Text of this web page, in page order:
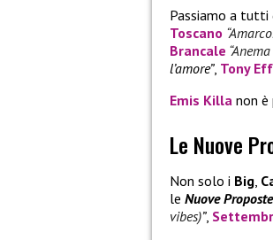
Passiamo a
Toscano
Brancale
l’amore”, Tony
Emis Killa non
Le Nuove
Non solo i Big
le Nuove Proposte
vibes)”,